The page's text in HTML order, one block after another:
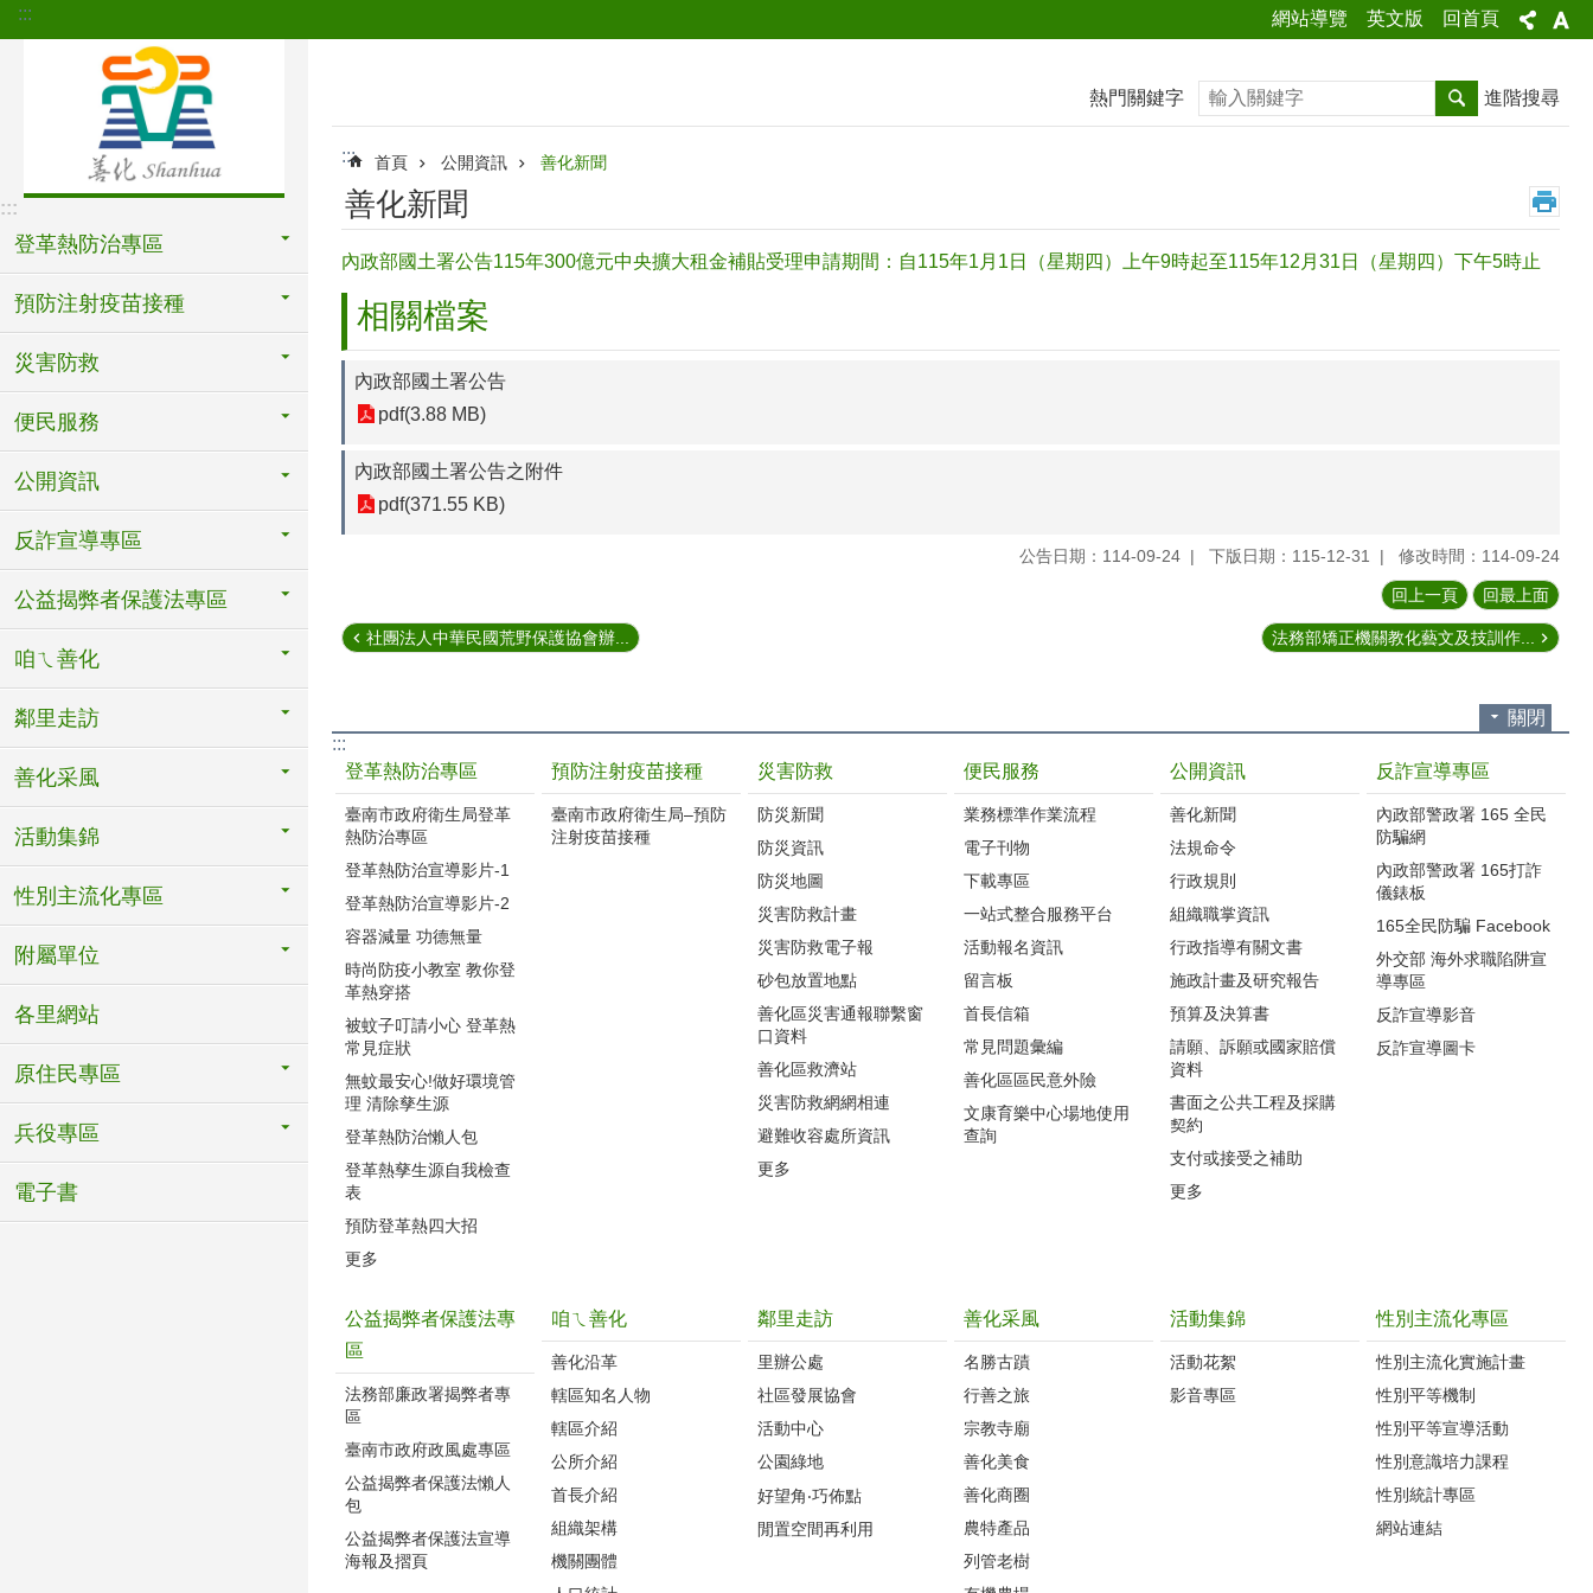
跳到主要內容區塊
::: 網站導覽 英文版 回首頁
:::
登革熱防治專區
預防注射疫苗接種
災害防救
便民服務
公開資訊
反詐宣導專區
公益揭弊者保護法專區
咱ㄟ善化
鄰里走訪
善化采風
活動集錦
性別主流化專區
附屬單位
各里網站
原住民專區
兵役專區
電子書
熱門關鍵字 搜尋 進階搜尋
::: 首頁 公開資訊 善化新聞
善化新聞
內政部國土署公告115年300億元中央擴大租金補貼受理申請期間：自115年1月1日（星期四）上午9時起至115年12月31日（星期四）下午5時止
相關檔案
內政部國土署公告
pdf(3.88 MB)
內政部國土署公告之附件
pdf(371.55 KB)
公告日期：114-09-24 下版日期：115-12-31 修改時間：114-09-24
回上一頁 回最上面
社團法人中華民國荒野保護協會辦... 法務部矯正機關教化藝文及技訓作...
關閉
:::
登革熱防治專區
臺南市政府衛生局登革
熱防治專區
登革熱防治宣導影片-1
登革熱防治宣導影片-2
容器減量 功德無量
時尚防疫小教室 教你登
革熱穿搭
被蚊子叮請小心 登革熱
常見症狀
無蚊最安心!做好環境管
理 清除孳生源
登革熱防治懶人包
登革熱孳生源自我檢查
表
預防登革熱四大招
更多
預防注射疫苗接種
臺南市政府衛生局–預防
注射疫苗接種
災害防救
防災新聞
防災資訊
防災地圖
災害防救計畫
災害防救電子報
砂包放置地點
善化區災害通報聯繫窗
口資料
善化區救濟站
災害防救網網相連
避難收容處所資訊
更多
便民服務
業務標準作業流程‭
電子刊物
下載專區
一站式整合服務平台
活動報名資訊
留言板
首長信箱
常見問題彙編
善化區區民意外險
文康育樂中心場地使用
查詢
公開資訊
善化新聞
法規命令
行政規則
組織職掌資訊
行政指導有關文書
施政計畫及研究報告
預算及決算書
請願、訴願或國家賠償
資料
書面之公共工程及採購
契約
支付或接受之補助
更多
反詐宣導專區
內政部警政署 165 全民
防騙網
內政部警政署 165打詐
儀錶板
165全民防騙 Facebook
外交部 海外求職陷阱宣
導專區
反詐宣導影音
反詐宣導圖卡
公益揭弊者保護法專
區
法務部廉政署揭弊者專
區
臺南市政府政風處專區
公益揭弊者保護法懶人
包
公益揭弊者保護法宣導
海報及摺頁
咱ㄟ善化
善化沿革‭
轄區知名人物‭
轄區介紹
公所介紹
首長介紹
組織架構
機關團體
鄰里走訪
里辦公處‭ ‭
社區發展協會‭
活動中心
公園綠地
好望角‧巧佈點
閒置空間再利用
善化采風
名勝古蹟
行善之旅
宗教寺廟
善化美食
善化商圈
農特產品
列管老樹
活動集錦
活動花絮
影音專區
性別主流化專區
性別主流化實施計畫
性別平等機制
性別平等宣導活動
性別意識培力課程
性別統計專區
網站連結